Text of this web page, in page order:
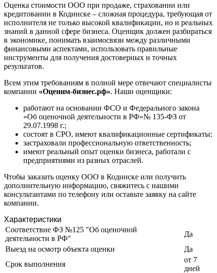
Оценка стоимости ООО при продаже, страховании или
кредитовании в Кодинске – сложная процедура, требующая от
исполнителя не только высокой квалификации, но и реальных
знаний в данной сфере бизнеса. Оценщик должен разбираться
в экономике, понимать взаимосвязи между различными
финансовыми аспектами, использовать правильные
инструменты для получения достоверных и точных
результатов.
Всем этим требованиям в полной мере отвечают специалисты
компании «Оценим-бизнес.рф». Наши оценщики:
работают на основании ФСО и Федерального закона
«Об оценочной деятельности в РФ»№ 135-ФЗ от
29.07.1998 г.;
состоят в СРО, имеют квалификационные сертификаты;
застраховали профессиональную ответственность;
имеют реальный опыт оценки бизнеса, работали с
предприятиями из разных отраслей.
Чтобы заказать оценку ООО в Кодинске или получить
дополнительную информацию, свяжитесь с нашими
консультантами по телефону или оставьте заявку на сайте
компании.
Характеристики
Соответствие ФЗ №125 "Об оценочной
деятельности в РФ"
Да
Выезд на осмотр объекта оценки
Да
Срок выполнения
от 7
дней
Ессентуки
Железногорск
Железногорск-Илимский
Жуковский
Заводоуковск
Заозерный
Заринск
Звенигород
Зеленоград
Зеленодольск
Иваново
Ивантеевка
Ижевск
Ипатово
Ирбит
Иркутск
Искитим
Истра